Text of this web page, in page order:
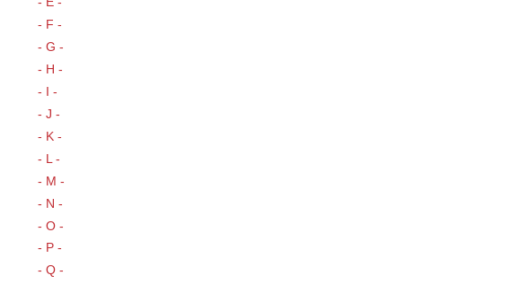
- F -
- G -
- H -
- I -
- J -
- K -
- L -
- M -
- N -
- O -
- P -
- Q -